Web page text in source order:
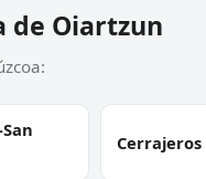
de Oiartzun